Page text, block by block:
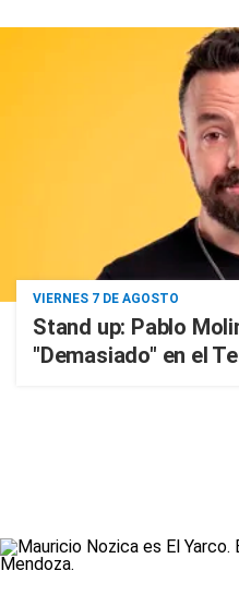
VIERNES 7 DE AGOSTO
Stand up: Pablo
"Demasiado" en el